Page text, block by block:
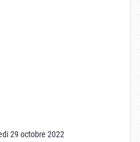
29 octobre 2022